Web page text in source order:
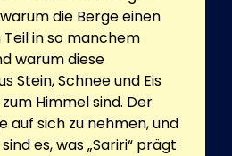
die Berge einen
in so manchem
warum diese
Stein, Schnee und Eis
Himmel sind. Der
auf sich zu nehmen, und
es, was „Sariri“ prägt